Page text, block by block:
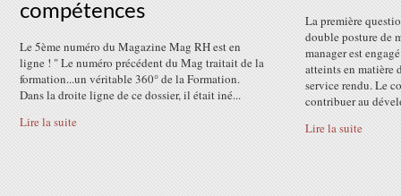
compétences
Le 5ème numéro du Magazine Mag RH est en
ligne ! " Le numéro précédent du Mag traitait de la
formation...un véritable 360° de la Formation.
Dans la droite ligne de ce dossier, il était iné...
Lire la suite
La première
double posture de
manager est
atteints en matière
service rendu. Le
contribuer au
Lire la suite